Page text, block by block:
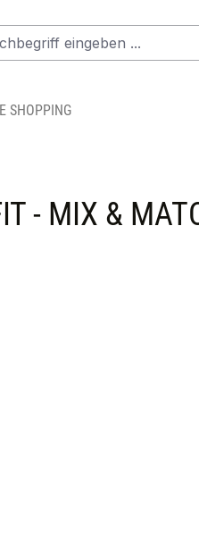
SHOPPING
- MIX &